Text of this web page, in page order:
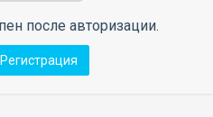
после авторизации.
Регистрация